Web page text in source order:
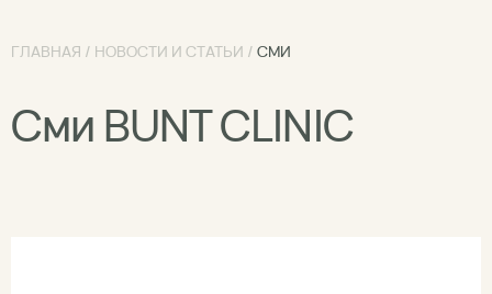
ГЛАВНАЯ / НОВОСТИ И СТАТЬИ / СМИ
Сми BUNT CLINIC